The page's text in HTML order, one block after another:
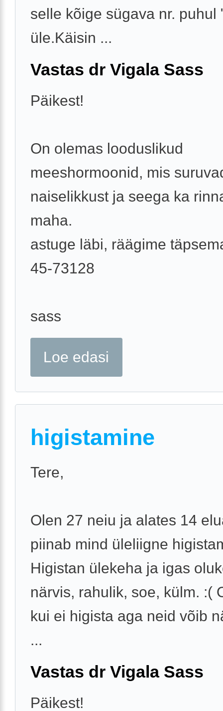
selle kõige sügava nr. puhul
üle.Käisin ...
Vastas dr Vigala Sass
Päikest!
On olemas looduslikud
meeshormoonid, mis
naiselikkust ja seega ka
maha.
astuge läbi, räägime
45-73128
sass
Loe edasi
higistamine
Tere,
Olen 27 neiu ja alates 14
piinab mind üleliigne
Higistan ülekeha ja igas
närvis, rahulik, soe, külm. :(
kui ei higista aga neid võib
...
Vastas dr Vigala Sass
Päikest!